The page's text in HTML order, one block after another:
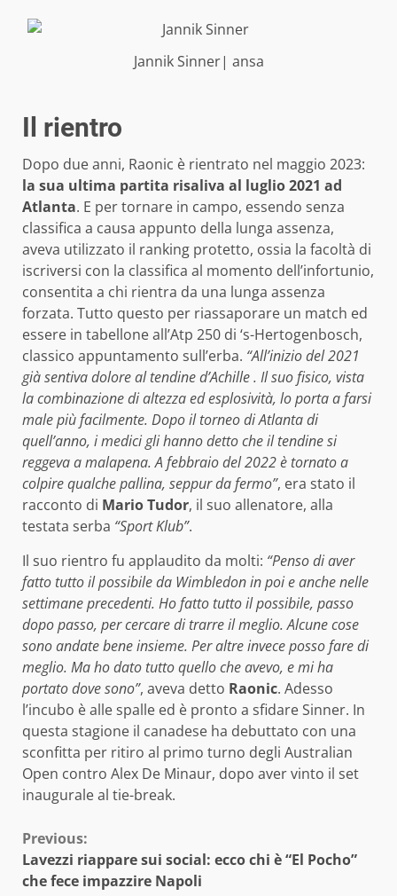
Jannik Sinner| ansa
Il rientro
Dopo due anni, Raonic è rientrato nel maggio 2023:
la sua ultima partita risaliva al luglio 2021 ad
Atlanta. E per tornare in campo, essendo senza
classifica a causa appunto della lunga assenza,
aveva utilizzato il ranking protetto, ossia la facoltà di
iscriversi con la classifica al momento dell’infortunio,
consentita a chi rientra da una lunga assenza
forzata. Tutto questo per riassaporare un match ed
essere in tabellone all’Atp 250 di ‘s-Hertogenbosch,
classico appuntamento sull’erba. “All’inizio del 2021
già sentiva dolore al tendine d’Achille . Il suo fisico, vista
la combinazione di altezza ed esplosività, lo porta a farsi
male più facilmente. Dopo il torneo di Atlanta di
quell’anno, i medici gli hanno detto che il tendine si
reggeva a malapena. A febbraio del 2022 è tornato a
colpire qualche pallina, seppur da fermo”, era stato il
racconto di Mario Tudor, il suo allenatore, alla
testata serba “Sport Klub”.
Il suo rientro fu applaudito da molti: “Penso di aver
fatto tutto il possibile da Wimbledon in poi e anche nelle
settimane precedenti. Ho fatto tutto il possibile, passo
dopo passo, per cercare di trarre il meglio. Alcune cose
sono andate bene insieme. Per altre invece posso fare di
meglio. Ma ho dato tutto quello che avevo, e mi ha
portato dove sono”, aveva detto Raonic. Adesso
l’incubo è alle spalle ed è pronto a sfidare Sinner. In
questa stagione il canadese ha debuttato con una
sconfitta per ritiro al primo turno degli Australian
Open contro Alex De Minaur, dopo aver vinto il set
inaugurale al tie-break.
Continue
Reading
Previous:
Lavezzi riappare sui social: ecco chi è “El Pocho”
che fece impazzire Napoli